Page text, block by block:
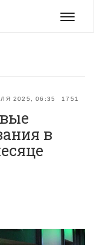
Меню
2025, 06:35 1751
в